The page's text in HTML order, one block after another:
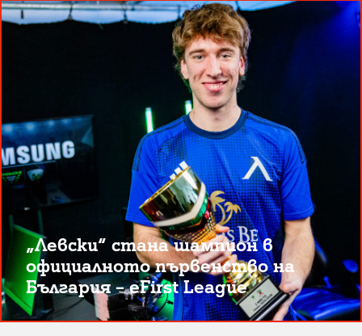
„Левски“ стана шампион в
официалното първенство на
България – eFirst League